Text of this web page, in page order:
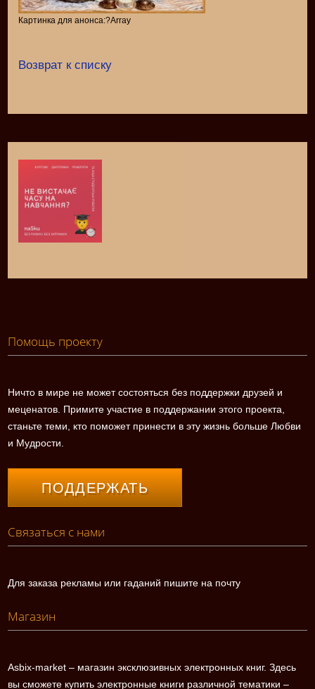
Картинка для анонса:?Array
Возврат к списку
Помощь проекту
Ничто в мире не может состояться без поддержки друзей и
меценатов. Примите участие в поддержании этого проекта,
станьте теми, кто поможет принести в эту жизнь больше Любви
и Мудрости.
ПОДДЕРЖАТЬ
Связаться с нами
Для заказа рекламы или гаданий пишите на почту
Магазин
Asbix-market – магазин эксклюзивных электронных книг. Здесь
вы сможете купить электронные книги различной тематики –